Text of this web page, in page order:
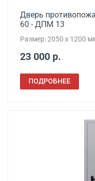
Дверь
60 - ДПМ 13
Размер: 2050 x 1200
23 000 р.
ПОДРОБНЕЕ